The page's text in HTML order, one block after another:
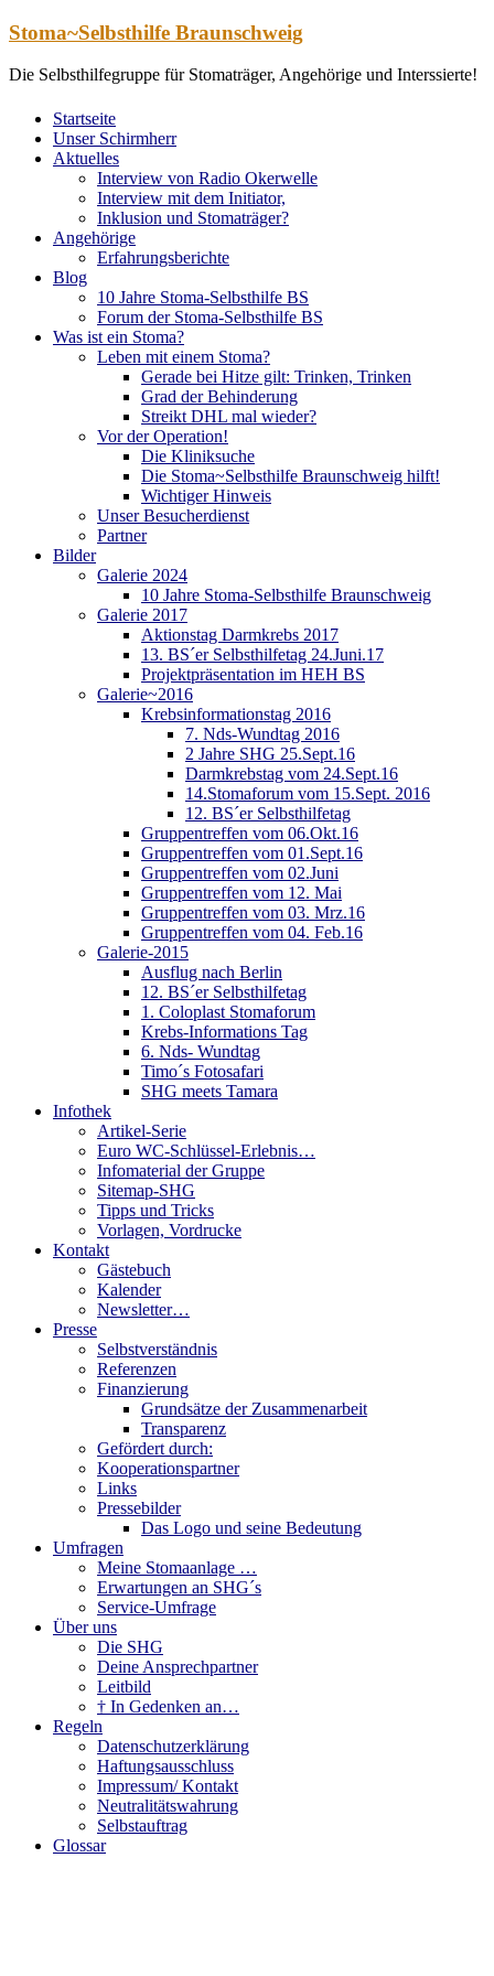
Zum
springen
Stoma~Selbsthilfe Braunschweig
Die Selbsthilfegruppe für Stomaträger, Angehörige und Interssierte!
Startseite
Unser Schirmherr
Aktuelles
Interview von Radio Okerwelle
Interview mit dem Initiator,
Inklusion und Stomaträger?
Angehörige
Erfahrungsberichte
Blog
10 Jahre Stoma-Selbsthilfe BS
Forum der Stoma-Selbsthilfe BS
Was ist ein Stoma?
Leben mit einem Stoma?
Gerade bei Hitze gilt: Trinken, Trinken
Grad der Behinderung
Streikt DHL mal wieder?
Vor der Operation!
Die Kliniksuche
Die Stoma~Selbsthilfe Braunschweig hilft!
Wichtiger Hinweis
Unser Besucherdienst
Partner
Bilder
Galerie 2024
10 Jahre Stoma-Selbsthilfe Braunschweig
Galerie 2017
Aktionstag Darmkrebs 2017
13. BS´er Selbsthilfetag 24.Juni.17
Projektpräsentation im HEH BS
Galerie~2016
Krebsinformationstag 2016
7. Nds-Wundtag 2016
2 Jahre SHG 25.Sept.16
Darmkrebstag vom 24.Sept.16
14.Stomaforum vom 15.Sept. 2016
12. BS´er Selbsthilfetag
Gruppentreffen vom 06.Okt.16
Gruppentreffen vom 01.Sept.16
Gruppentreffen vom 02.Juni
Gruppentreffen vom 12. Mai
Gruppentreffen vom 03. Mrz.16
Gruppentreffen vom 04. Feb.16
Galerie-2015
Ausflug nach Berlin
12. BS´er Selbsthilfetag
1. Coloplast Stomaforum
Krebs-Informations Tag
6. Nds- Wundtag
Timo´s Fotosafari
SHG meets Tamara
Infothek
Artikel-Serie
Euro WC-Schlüssel-Erlebnis…
Infomaterial der Gruppe
Sitemap-SHG
Tipps und Tricks
Vorlagen, Vordrucke
Kontakt
Gästebuch
Kalender
Newsletter…
Presse
Selbstverständnis
Referenzen
Finanzierung
Grundsätze der Zusammenarbeit
Transparenz
Gefördert durch:
Kooperationspartner
Links
Pressebilder
Das Logo und seine Bedeutung
Umfragen
Meine Stomaanlage …
Erwartungen an SHG´s
Service-Umfrage
Über uns
Die SHG
Deine Ansprechpartner
Leitbild
† In Gedenken an…
Regeln
Datenschutzerklärung
Haftungsausschluss
Impressum/ Kontakt
Neutralitätswahrung
Selbstauftrag
Glossar